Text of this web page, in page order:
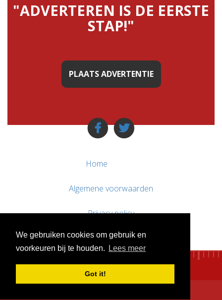
We gebruiken cookies om gebruik en
voorkeuren bij te houden.
Lees meer
Got it!
"ADVERTEREN IS DE EERSTE
STAP!"
PLAATS ADVERTENTIE
Home
Algemene voorwaarden
Privacy policy
Contact / Support